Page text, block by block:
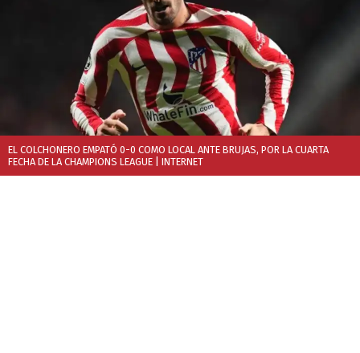
EL COLCHONERO EMPATÓ 0-0 COMO LOCAL ANTE BRUJAS, POR LA CUARTA
FECHA DE LA CHAMPIONS LEAGUE | INTERNET